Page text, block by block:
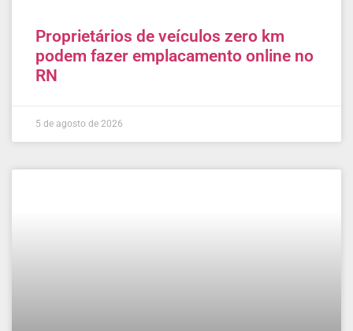
Proprietários de veículos zero km
podem fazer emplacamento online no
RN
5 de agosto de 2026